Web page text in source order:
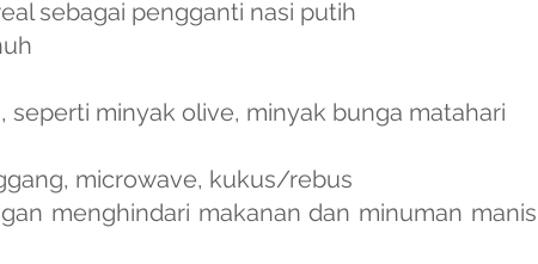
sebagai pengganti nasi putih
minyak olive, minyak bunga matahari
microwave, kukus/rebus
menghindari makanan dan minuman manis